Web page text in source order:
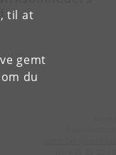
til at
gemt
du